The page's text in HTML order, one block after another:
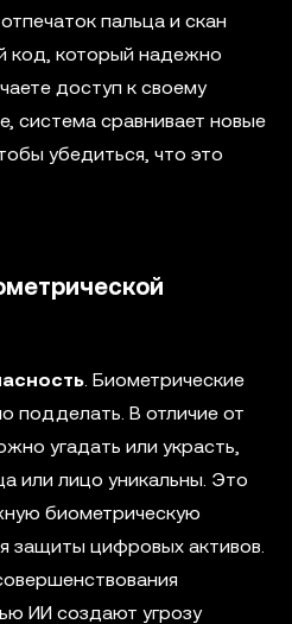
пальца и скан
код, который надежно
доступ к своему
система сравнивает новые
убедиться, что это
. Биометрические
подделать. В отличие от
угадать или украсть,
или лицо уникальны. Это
биометрическую
защиты цифровых активов.
ИИ создают угрозу